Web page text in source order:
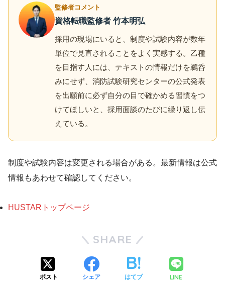
監修者コメント
資格転職監修者 竹本明弘
採用の現場にいると、制度や試験内容が数年
単位で見直されることをよく実感する。乙種
を目指す人には、テキストの情報だけを鵜呑
みにせず、消防試験研究センターの公式発表
を出願前に必ず自分の目で確かめる習慣をつ
けてほしいと、採用面談のたびに繰り返し伝
えている。
制度や試験内容は変更される場合がある。最新情報は公式
情報もあわせて確認してください。
HUSTARトップページ
SHARE
ポスト シェア はてブ LINE